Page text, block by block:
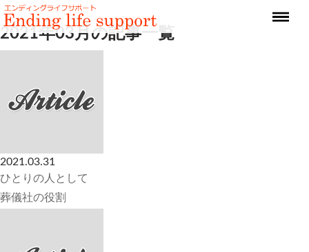
2021年03月の記事一覧
2021.03.31
ひとりの人として
葬儀社の役割